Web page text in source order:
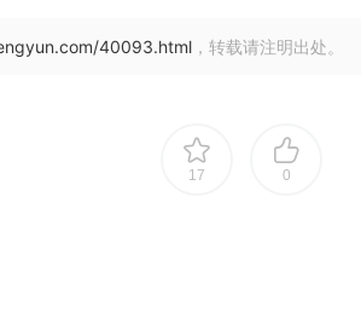
40093.html ，转载请注明出处。
17 0